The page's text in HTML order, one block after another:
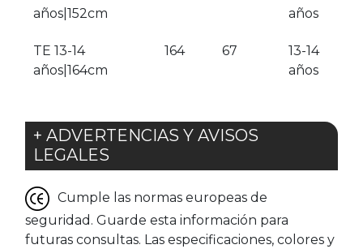
años|152cm
años
TE 13-14
años|164cm
164 67
13-14
años
+ ADVERTENCIAS Y AVISOS
LEGALES
Cumple las normas europeas de
seguridad. Guarde esta información para
futuras consultas. Las especificaciones, colores y